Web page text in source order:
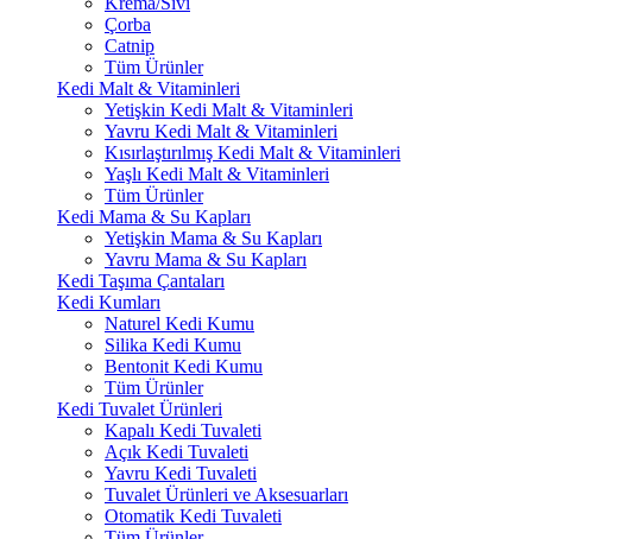
Çorba
Catnip
Tüm Ürünler
Kedi Malt & Vitaminleri
Yetişkin Kedi Malt & Vitaminleri
Yavru Kedi Malt & Vitaminleri
Kısırlaştırılmış Kedi Malt & Vitaminleri
Yaşlı Kedi Malt & Vitaminleri
Tüm Ürünler
Kedi Mama & Su Kapları
Yetişkin Mama & Su Kapları
Yavru Mama & Su Kapları
Kedi Taşıma Çantaları
Kedi Kumları
Naturel Kedi Kumu
Silika Kedi Kumu
Bentonit Kedi Kumu
Tüm Ürünler
Kedi Tuvalet Ürünleri
Kapalı Kedi Tuvaleti
Açık Kedi Tuvaleti
Yavru Kedi Tuvaleti
Tuvalet Ürünleri ve Aksesuarları
Otomatik Kedi Tuvaleti